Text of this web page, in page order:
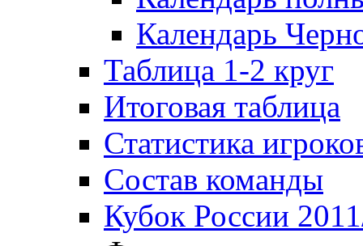
Календарь
Таблица 1-2 круг
Итоговая таблица
Статистика
Состав команды
Кубок России